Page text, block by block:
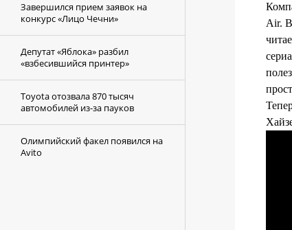
Завершился прием заявок на
конкурс «Лицо Чечни»
Депутат «Яблока» разбил
«взбесившийся принтер»
Toyota отозвала 870 тысяч
автомобилей из-за пауков
Олимпийский факел появился на
Avito
Air. В